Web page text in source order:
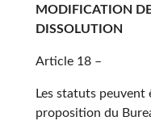
MODIFICATION
DISSOLUTION
Article 18 –
Les statuts peuvent
proposition du